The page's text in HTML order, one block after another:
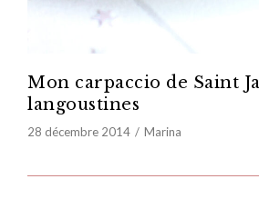
Mon carpaccio de Saint
langoustines
28 décembre 2014 Marina